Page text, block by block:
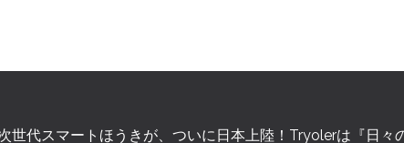
世代スマートほうきが、ついに日本上陸！Tryolerは『日々